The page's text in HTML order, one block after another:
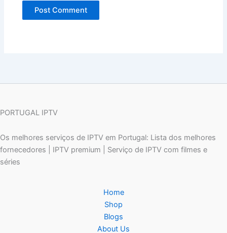
PORTUGAL IPTV
Os melhores serviços de IPTV em Portugal: Lista dos melhores
fornecedores | IPTV premium | Serviço de IPTV com filmes e
séries
Home
Shop
Blogs
About Us